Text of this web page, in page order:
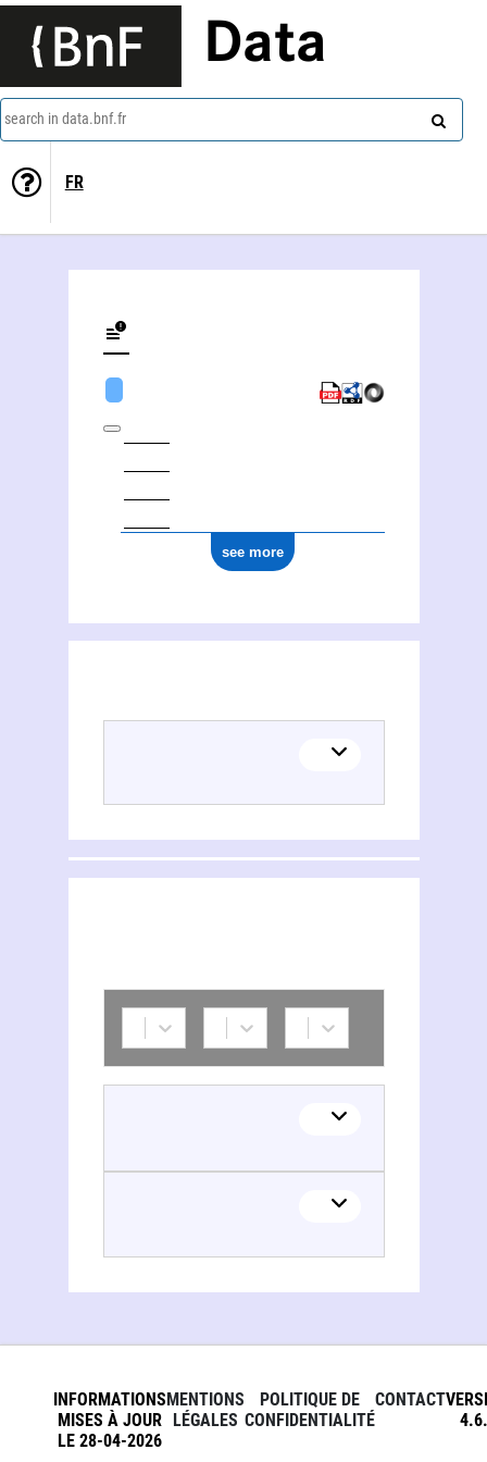
Data
search in data.bnf.fr
FR
see more
INFORMATIONS
MISES À JOUR
LE 28-04-2026
MENTIONS
LÉGALES
POLITIQUE DE
CONFIDENTIALITÉ
CONTACT